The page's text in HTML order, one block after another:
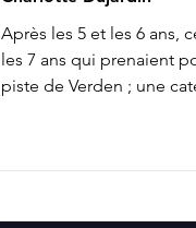
Après les 5 et les 6 ans,
les 7 ans qui prenaient
piste de Verden ; une
Bien qu'elle ait fait